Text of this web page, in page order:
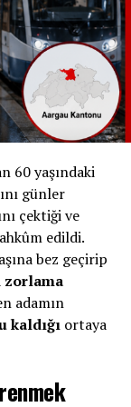
60 yaşındaki
günler
çektiği ve
edildi.
bez geçirip
zorlama
adamın
kaldığıortaya